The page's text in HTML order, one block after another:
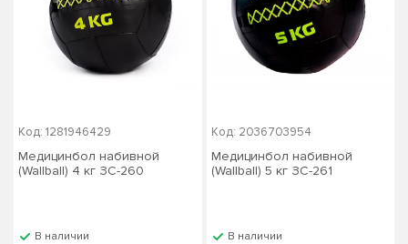
Код: 1281946429
Медицинбол набивной
(Wallball) 4 кг ЗС-260
В наличии
Код: 2036703954
Медицинбол набивной
(Wallball) 5 кг ЗС-261
В наличии